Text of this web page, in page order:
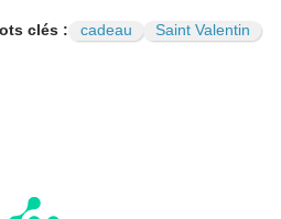
clés : cadeau Saint Valentin